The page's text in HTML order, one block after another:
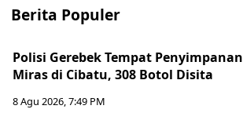
Berita Populer
Polisi Gerebek Tempat Penyimpanan
Miras di Cibatu, 308 Botol Disita
8 Agu 2026, 7:49 PM